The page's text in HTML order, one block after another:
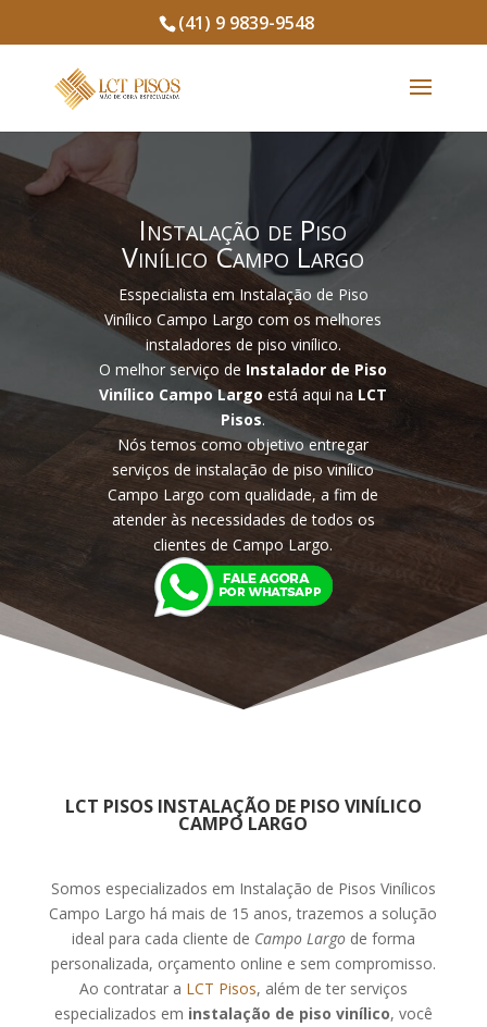
(41) 9 9839-9548
Instalação de Piso
Vinílico Campo Largo
Esspecialista em Instalação de Piso
Vinílico Campo Largo com os melhores
instaladores de piso vinílico.
O melhor serviço de Instalador de Piso
Vinílico Campo Largo está aqui na LCT
Pisos.
Nós temos como objetivo entregar
serviços de instalação de piso vinílico
Campo Largo com qualidade, a fim de
atender às necessidades de todos os
clientes de Campo Largo.
LCT PISOS INSTALAÇÃO DE PISO VINÍLICO
CAMPO LARGO
Somos especializados em Instalação de Pisos Vinílicos
Campo Largo há mais de 15 anos, trazemos a solução
ideal para cada cliente de Campo Largode forma
personalizada, orçamento online e sem compromisso.
Ao contratar a LCT Pisos, além de ter serviços
especializados em instalação de piso vinílico, você